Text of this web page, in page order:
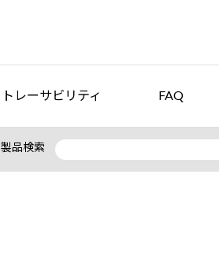
トレーサビリティ FAQ
製品検索